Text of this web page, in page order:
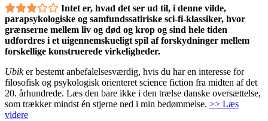
Intet er, hvad det ser ud til, i denne vilde,
parapsykologiske og samfundssatiriske sci-fi-klassiker, hvor
grænserne mellem liv og død og krop og sind hele tiden
udfordres i et uigennemskueligt spil af forskydninger mellem
forskellige konstruerede virkeligheder.
Ubiker bestemt anbefalelsesværdig, hvis du har en interesse for
filosofisk og psykologisk orienteret science fiction fra midten af det
20. århundrede. Læs den bare ikke i den trælse danske oversættelse,
som trækker mindst én stjerne ned i min bedømmelse. >> Læs
videre